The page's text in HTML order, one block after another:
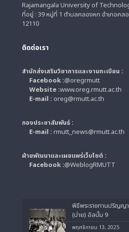
Rajamangala University of
ที่อยู่ : 39 หมู่ที่ 1 ตำบลคลองหก อำเภอคล
12110
ติดต่อเรา
สำนักส่งเสริมวิชาการและงานทะเบียน :
Facebook :@oregrmutt
Website :www.oreg.rmutt.ac.th
E-mail : oreg@rmutt.ac.th
กองประชาสัมพันธ์ :
E-mail : rmutt_news@rmutt.ac.th
ฝ่ายพัฒนาและเผยแพร่เว็บไซต์ :
Facebook :@WeblogRMUTT
พิธีพระราชทานปริญญ
(บ่าย) อัลบั้ม 9
พฤศจิกายน 13, 2025